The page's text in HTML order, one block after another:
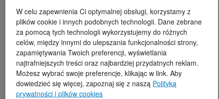
W celu zapewnienia Ci optymalnej obsługi, korzystamy z
plików cookie i innych podobnych technologii. Dane zebrane
za pomocą tych technologii wykorzystujemy do różnych
celów, między innymi do ulepszania funkcjonalności strony,
zapamiętywania Twoich preferencji, wyświetlania
najtrafniejszych treści oraz najbardziej przydatnych reklam.
Możesz wybrać swoje preferencje, klikając w link. Aby
dowiedzieć się więcej, zapoznaj się z naszą Polityką
prywatności i plików cookies